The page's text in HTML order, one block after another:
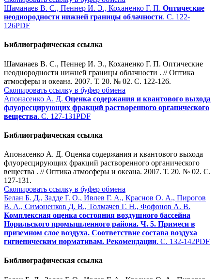
Шаманаев В. С., Пеннер И. Э., Коханенко Г. П. Оптические
неоднородности нижней границы облачности. С. 122-
126PDF
Библиографическая ссылка
Шаманаев В. С., Пеннер И. Э., Коханенко Г. П. Оптические
неоднородности нижней границы облачности . // Оптика
атмосферы и океана. 2007. Т. 20. № 02. С. 122-126.
Скопировать ссылку в буфер обмена
Апонасенко А. Д. Оценка содержания и квантового выхода
флуоресцирующих фракций растворенного органического
вещества. С. 127-131PDF
Библиографическая ссылка
Апонасенко А. Д. Оценка содержания и квантового выхода
флуоресцирующих фракций растворенного органического
вещества . // Оптика атмосферы и океана. 2007. Т. 20. № 02. С.
127-131.
Скопировать ссылку в буфер обмена
Белан Б. Д., Задде Г. О., Ивлев Г. А., Краснов О. А., Пирогов
В. А., Симоненков Д. В., Толмачев Г. Н., Фофонов А. В.
Комплексная оценка состояния воздушного бассейна
Норильского промышленного района. Ч. 5. Примеси в
приземном слое воздуха. Соответствие состава воздуха
гигиеническим нормативам. Рекомендации. С. 132-142PDF
Библиографическая ссылка